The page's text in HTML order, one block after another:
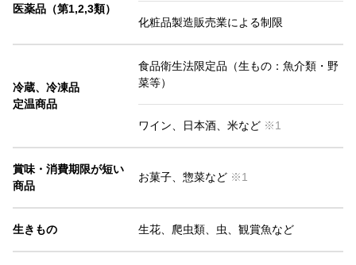
医薬品（第1,2,3類）
化粧品製造販売業による制限
冷蔵、冷凍品
定温商品
食品衛生法限定品（生もの：魚介類・野
菜等）
ワイン、日本酒、米など ※1
賞味・消費期限が短い
商品
お菓子、惣菜など ※1
生きもの 生花、爬虫類、虫、観賞魚など